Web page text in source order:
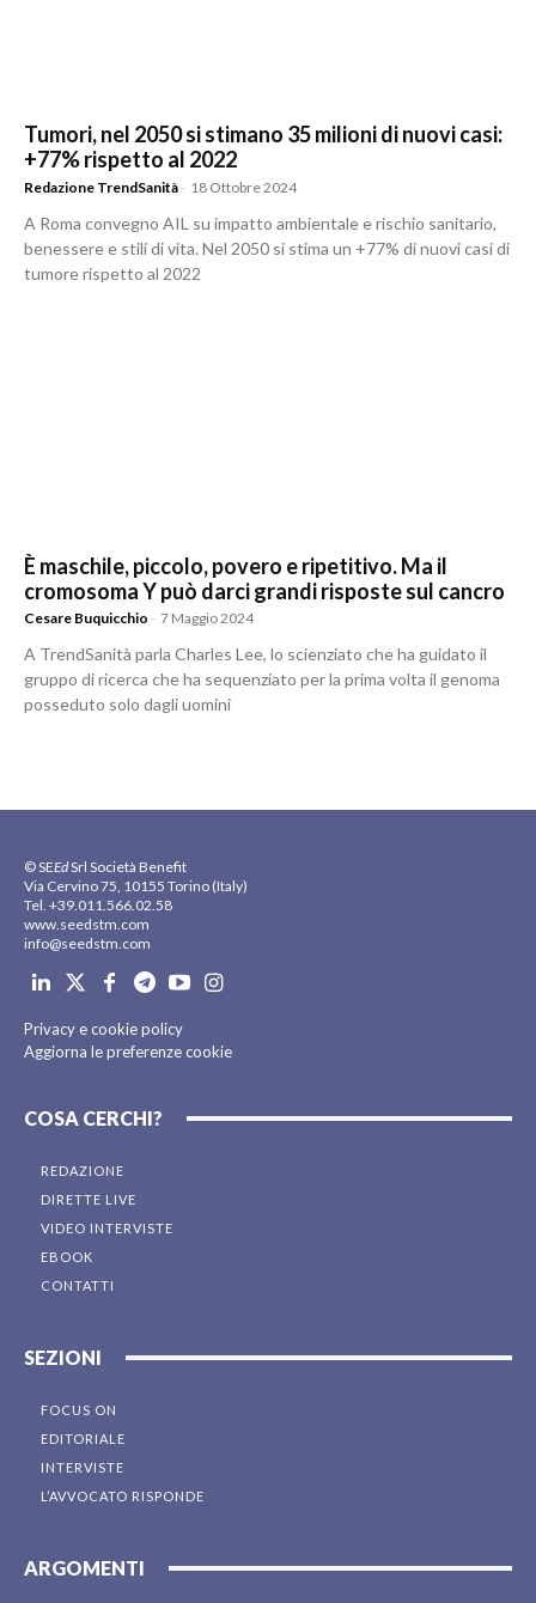
Tumori, nel 2050 si stimano 35 milioni di nuovi casi:
+77% rispetto al 2022
Redazione TrendSanità - 18 Ottobre 2024
A Roma convegno AIL su impatto ambientale e rischio sanitario,
benessere e stili di vita. Nel 2050 si stima un +77% di nuovi casi di
tumore rispetto al 2022
È maschile, piccolo, povero e ripetitivo. Ma il
cromosoma Y può darci grandi risposte sul cancro
Cesare Buquicchio - 7 Maggio 2024
A TrendSanità parla Charles Lee, lo scienziato che ha guidato il
gruppo di ricerca che ha sequenziato per la prima volta il genoma
posseduto solo dagli uomini
© SEEdSrl Società Benefit
Via Cervino 75, 10155 Torino (Italy)
Tel. +39.011.566.02.58
www.seedstm.com
info@seedstm.com
Privacy e cookie policy
Aggiorna le preferenze cookie
COSA CERCHI?
REDAZIONE
DIRETTE LIVE
VIDEO INTERVISTE
EBOOK
CONTATTI
SEZIONI
FOCUS ON
EDITORIALE
INTERVISTE
L’AVVOCATO RISPONDE
ARGOMENTI